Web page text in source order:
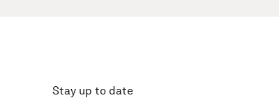
Stay up to date